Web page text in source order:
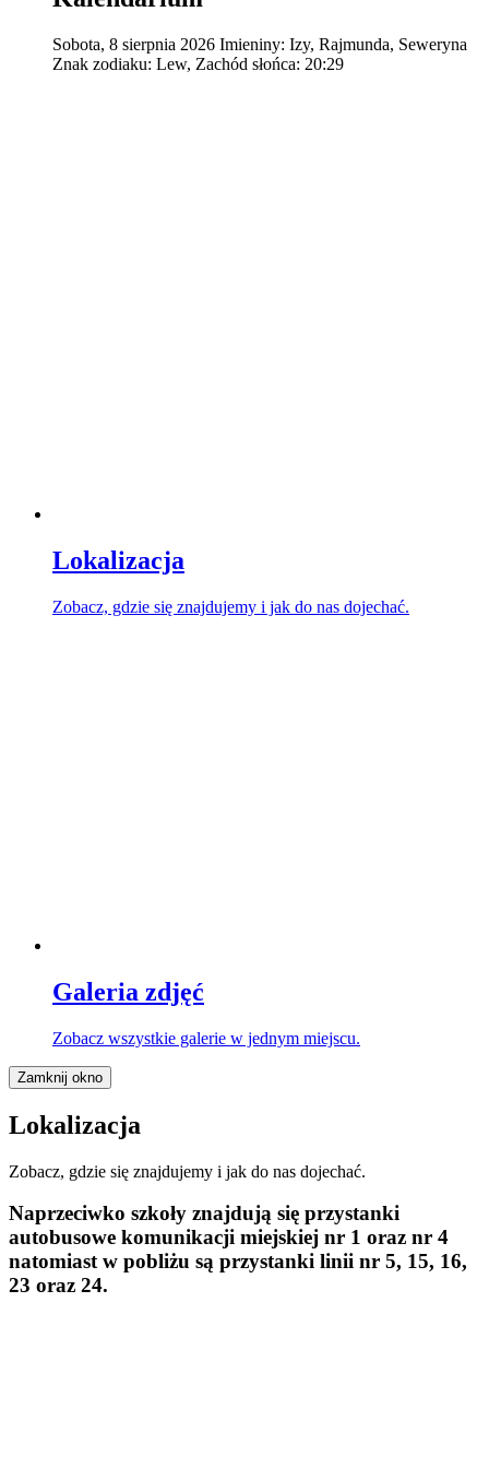
Sobota, 8 sierpnia 2026 Imieniny: Izy, Rajmunda, Seweryna
Znak zodiaku: Lew, Zachód słońca: 20:29
Lokalizacja
Zobacz, gdzie się znajdujemy i jak do nas dojechać.
Galeria zdjęć
Zobacz wszystkie galerie w jednym miejscu.
Zamknij okno
Lokalizacja
Zobacz, gdzie się znajdujemy i jak do nas dojechać.
Naprzeciwko szkoły znajdują się przystanki
autobusowe komunikacji miejskiej nr 1 oraz nr 4
natomiast w pobliżu są przystanki linii nr 5, 15, 16,
23 oraz 24.